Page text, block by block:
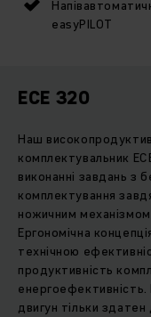
easyPILOT
ECE 320
Наш
комплектувальник
виконанні завдань з
комплектування
ножичним
Ергономічна
технічною
продуктивність
двигун тільки